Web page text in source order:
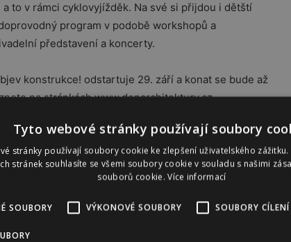
to v rámci cyklovyjížděk. Na své si přijdou i dětští
program v podobě workshopů a
představení a koncerty.
konstrukce! odstartuje 29. září a konat se bude až
na stránkách www.denarchitektury.cz.
Tyto webové stránky používají soubory
stránky používají soubory cookie ke zlepšení uživatelského zážitku.
stránek souhlasíte se všemi soubory cookie v souladu s našimi
souborů cookie.Více informací
SOUBORY VÝKONOVÉ SOUBORY SOUBORY CÍLENÍ